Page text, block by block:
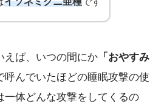
えば、いつの間にか 「おやすみ
呼んでいたほどの睡眠攻撃の使
一体どんな攻撃をしてくるの